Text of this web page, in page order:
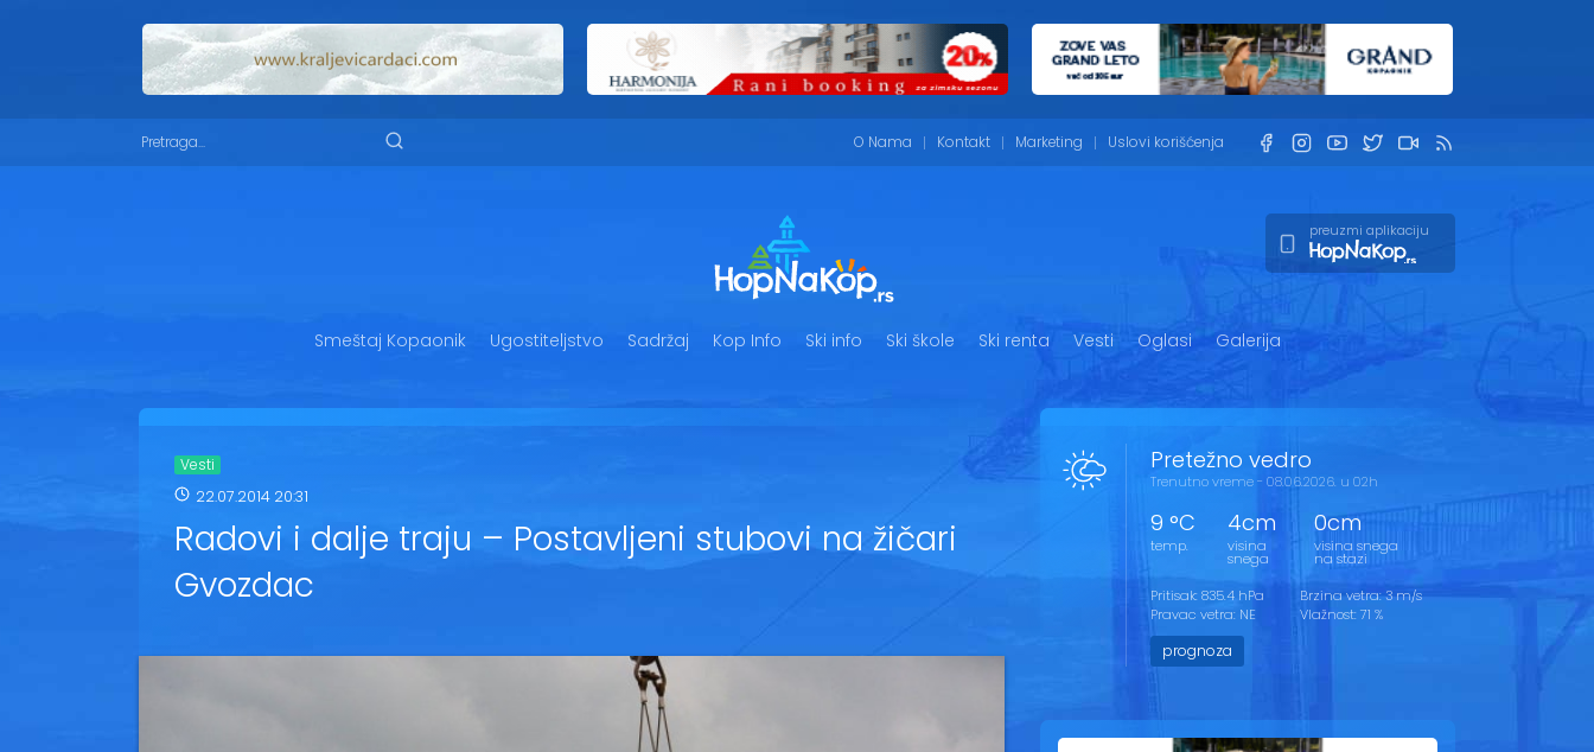
O Nama Kontakt Marketing Uslovi korišćenja
preuzmi aplikaciju
Smeštaj Kopaonik Ugostiteljstvo Sadržaj Kop Info Ski info Ski škole Ski renta Vesti Oglasi Galerija
Vesti
22.07.2014 20:31
Radovi i dalje traju – Postavljeni stubovi na žičari
Gvozdac
Pretežno vedro
Trenutno vreme - 08.06.2026. u 02h
9 °C
temp.
4cm
visina
snega
0cm
visina snega
na stazi
Pritisak: 835.4 hPa
Pravac vetra: NE
Brzina vetra: 3 m/s
Vlažnost: 71 %
prognoza